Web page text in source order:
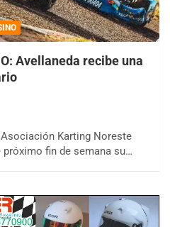
Avellaneda recibe una
Karting Noreste
fin de semana su…